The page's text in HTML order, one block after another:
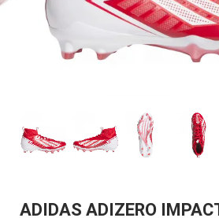
ADIDAS ADIZERO